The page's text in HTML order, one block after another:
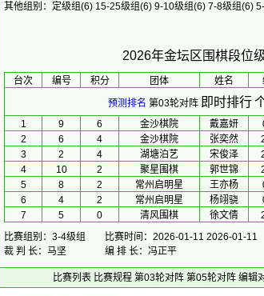
其他组别： 定级组(6) 15-25级组(6) 9-10级组(6) 7-8级组(6)
2026年金坛区围棋段位
台次 编号 积分 团体 姓名
预测排名 第03轮对阵 即时排行
1
9 6 金沙棋院 戴嘉妍
2
6 4 金沙棋院 张奕然
3
2 4 湖塘泊艺 宋俊泽
4
10 2 聚星围棋 郭世锦
5
8 2 常州启明星 王亦杨
6
4 2 常州启明星 杨翊骁
7
5 0 清风围棋 徐文倩
比赛组别：3-4级组
比赛时间：2026-01-11 2026-01-11
裁 判 长：马坚
编 排 长：冯正平
比赛列表 比赛规程 第03轮对阵 第05轮对阵 编辑